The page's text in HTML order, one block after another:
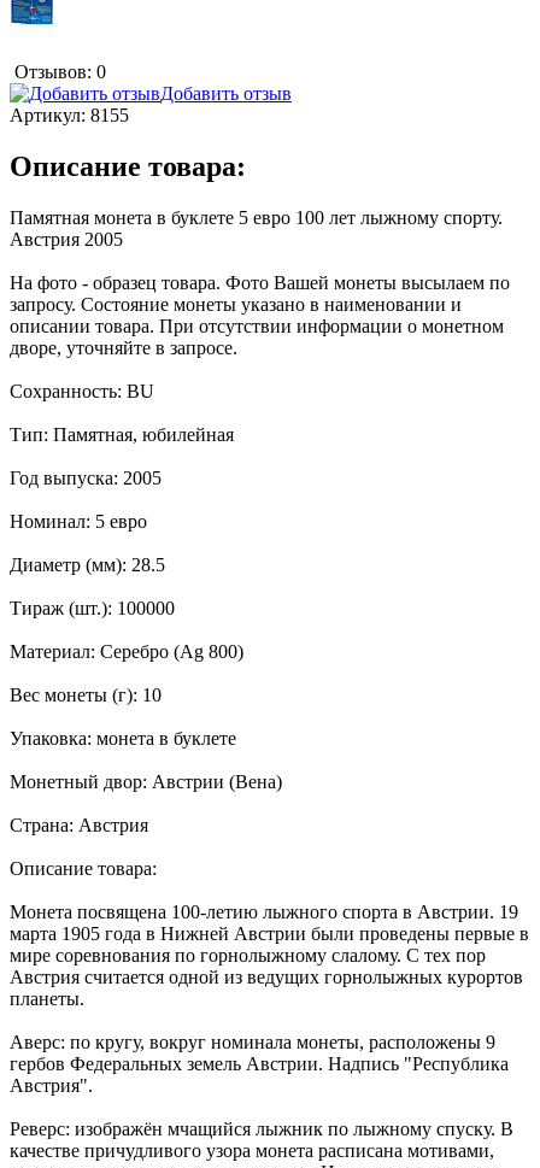
Отзывов: 0
Добавить отзыв
Артикул: 8155
Описание товара:
Памятная монета в буклете 5 евро 100 лет лыжному спорту.
Австрия 2005
На фото - образец товара. Фото Вашей монеты высылаем по
запросу. Состояние монеты указано в наименовании и
описании товара. При отсутствии информации о монетном
дворе, уточняйте в запросе.
Сохранность: BU
Тип: Памятная, юбилейная
Год выпуска: 2005
Номинал: 5 евро
Диаметр (мм): 28.5
Тираж (шт.): 100000
Материал: Серебро (Ag 800)
Вес монеты (г): 10
Упаковка: монета в буклете
Монетный двор: Австрии (Вена)
Страна: Австрия
Описание товара:
Монета посвящена 100-летию лыжного спорта в Австрии. 19
марта 1905 года в Нижней Австрии были проведены первые в
мире соревнования по горнолыжному слалому. С тех пор
Австрия считается одной из ведущих горнолыжных курортов
планеты.
Аверс: по кругу, вокруг номинала монеты, расположены 9
гербов Федеральных земель Австрии. Надпись "Республика
Австрия".
Реверс: изображён мчащийся лыжник по лыжному спуску. В
качестве причудливого узора монета расписана мотивами,